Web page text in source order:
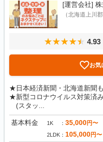
[運営会社]
（北海道上川
4.93
お気
★日本経済新聞・北海道新聞
★新型コロナウイルス対策済み
(スタッ...
基本料金 1K 35,000円〜
2LDK 105,000円〜